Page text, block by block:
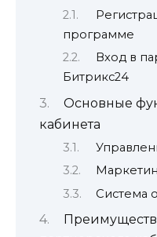
программе
Вход в
Битрикс24
Основные
кабинета
Система